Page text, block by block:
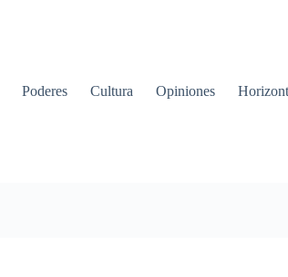
Poderes Cultura Opiniones